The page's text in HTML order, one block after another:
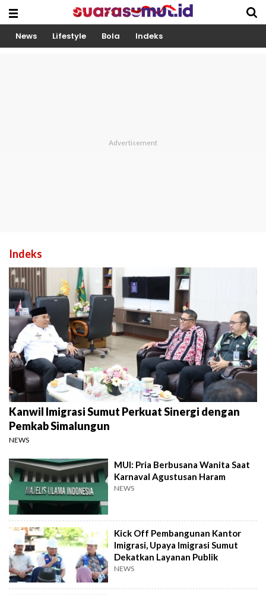
News Lifestyle Bola Indeks
Indeks
Kanwil Imigrasi Sumut Perkuat Sinergi dengan
Pemkab Simalungun
NEWS
MUI: Pria Berbusana Wanita Saat
Karnaval Agustusan Haram
NEWS
Kick Off Pembangunan Kantor
Imigrasi, Upaya Imigrasi Sumut
Dekatkan Layanan Publik
NEWS